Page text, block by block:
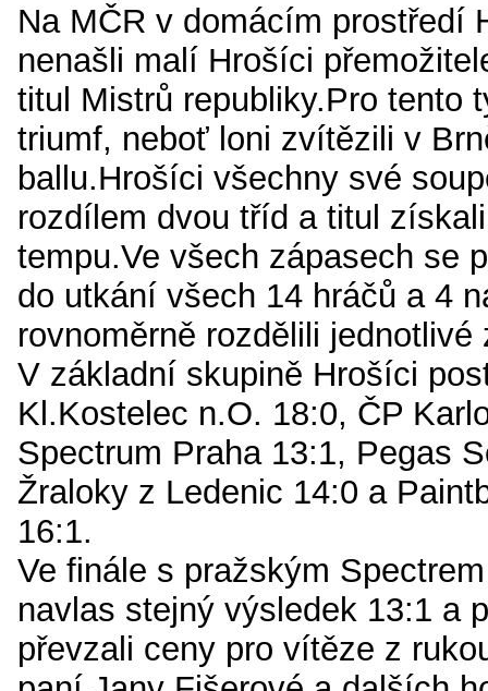
Na MČR v domácím prostředí
nenašli malí Hrošíci
titul Mistrů republiky.Pro tento
triumf, neboť loni zvítězili v
ballu.Hrošíci všechny své
rozdílem dvou tříd a titul
tempu.Ve všech zápasech se
do utkání všech 14 hráčů a 4
rovnoměrně rozdělili jednotlivé
V základní skupině Hrošíci
Kl.Kostelec n.O. 18:0, ČP
Spectrum Praha 13:1, Pegas
Žraloky z Ledenic 14:0 a
16:1.
Ve finále s pražským
navlas stejný výsledek 13:1 a
převzali ceny pro vítěze z